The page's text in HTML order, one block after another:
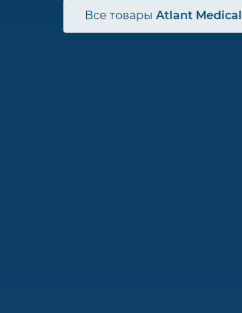
Все товары Atlant Medical